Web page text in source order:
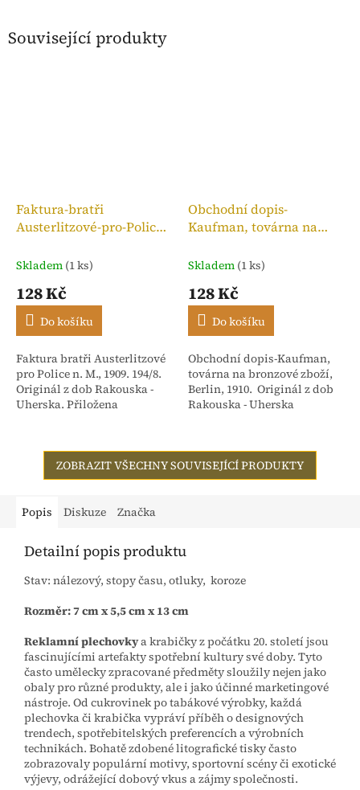
Související produkty
Faktura-bratři
Austerlitzové-pro-Police
Skladem (1 ks)
128 Kč
Do košíku
Faktura bratři Austerlitzové
pro Police n. M., 1909. 194/8.
Originál z dob Rakouska -
Uherska. Přiložena
dříve Isac...
Obchodní dopis-
Kaufman, továrna na
Skladem (1 ks)
128 Kč
Do košíku
Obchodní dopis-Kaufman,
továrna na bronzové zboží,
Berlin, 1910. Originál z dob
Rakouska - Uherska
ZOBRAZIT VŠECHNY SOUVISEJÍCÍ PRODUKTY
Popis Diskuze Značka
Detailní popis produktu
Stav: nálezový, stopy času, otluky, koroze
Rozměr: 7 cm x 5,5 cm x 13 cm
Reklamní plechovkya krabičky z počátku 20. století jsou
fascinujícími artefakty spotřební kultury své doby. Tyto
často umělecky zpracované předměty sloužily nejen jako
obaly pro různé produkty, ale i jako účinné marketingové
nástroje. Od cukrovinek po tabákové výrobky, každá
plechovka či krabička vypráví příběh o designových
trendech, spotřebitelských preferencích a výrobních
technikách. Bohatě zdobené litografické tisky často
zobrazovaly populární motivy, sportovní scény či exotické
výjevy, odrážející dobový vkus a zájmy společnosti.